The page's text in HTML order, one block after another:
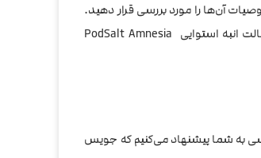
آن‌ها را مورد بررسی قرار دهید.
طعم پادسالت انبه استوایی PodSalt Amnesia
به شما پیشنهاد می‌کنیم که جویس